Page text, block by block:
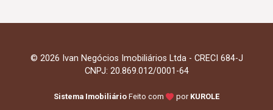
© 2026 Ivan Negócios Imobiliários Ltda - CRECI 684-J
CNPJ: 20.869.012/0001-64
Sistema Imobiliário Feito com por KUROLE